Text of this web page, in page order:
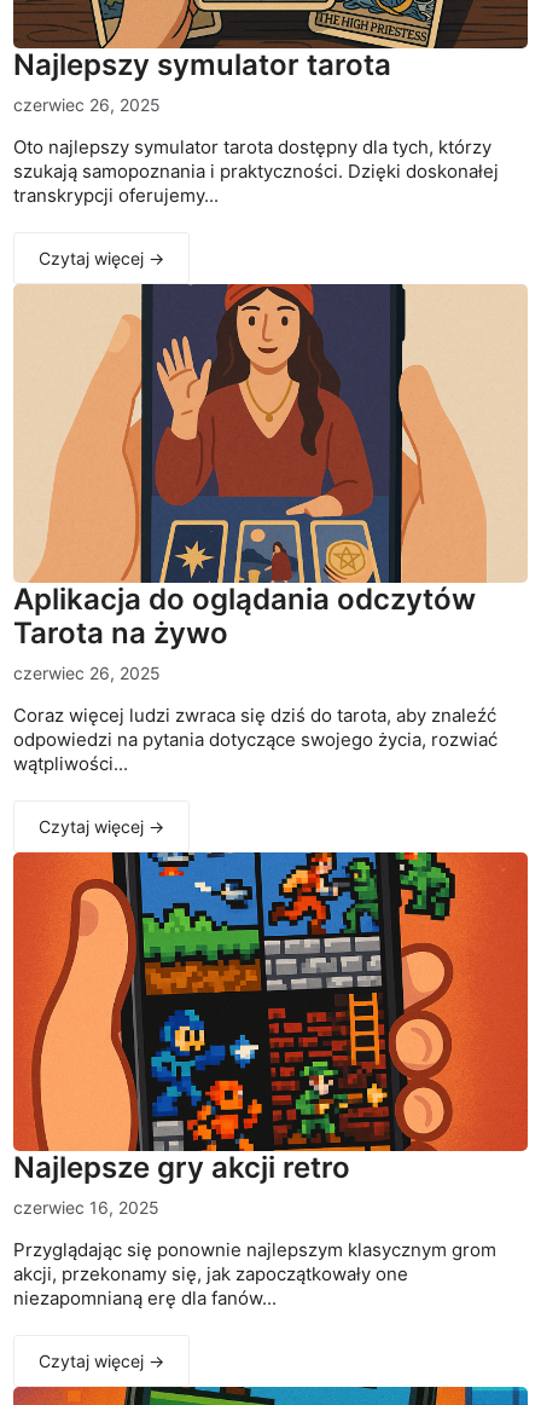
Najlepszy symulator tarota
czerwiec 26, 2025
Oto najlepszy symulator tarota dostępny dla tych, którzy
szukają samopoznania i praktyczności. Dzięki doskonałej
transkrypcji oferujemy...
Czytaj więcej →
Aplikacja do oglądania odczytów
Tarota na żywo
czerwiec 26, 2025
Coraz więcej ludzi zwraca się dziś do tarota, aby znaleźć
odpowiedzi na pytania dotyczące swojego życia, rozwiać
wątpliwości...
Czytaj więcej →
Najlepsze gry akcji retro
czerwiec 16, 2025
Przyglądając się ponownie najlepszym klasycznym grom
akcji, przekonamy się, jak zapoczątkowały one
niezapomnianą erę dla fanów...
Czytaj więcej →